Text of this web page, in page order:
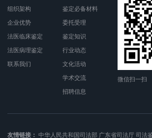
组织架构
企业优势
法医临床鉴定
法医病理鉴定
联系我们
鉴定必备材料
委托受理
鉴定知识
行业动态
文化活动
学术交流
招聘信息
微信扫一扫
友情链接： 中华人民共和国司法部 广东省司法厅 司法